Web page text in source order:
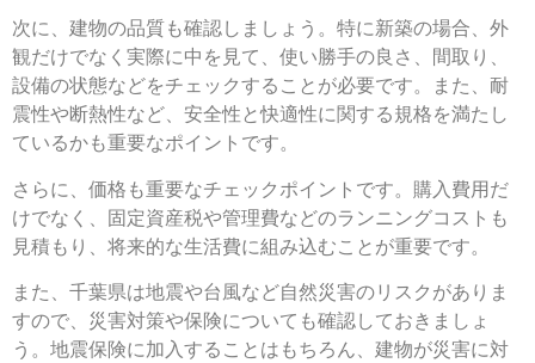
次に、建物の品質も確認しましょう。特に新築の場合、外
観だけでなく実際に中を見て、使い勝手の良さ、間取り、
設備の状態などをチェックすることが必要です。また、耐
震性や断熱性など、安全性と快適性に関する規格を満たし
ているかも重要なポイントです。
さらに、価格も重要なチェックポイントです。購入費用だ
けでなく、固定資産税や管理費などのランニングコストも
見積もり、将来的な生活費に組み込むことが重要です。
また、千葉県は地震や台風など自然災害のリスクがありま
すので、災害対策や保険についても確認しておきましょ
う。地震保険に加入することはもちろん、建物が災害に対